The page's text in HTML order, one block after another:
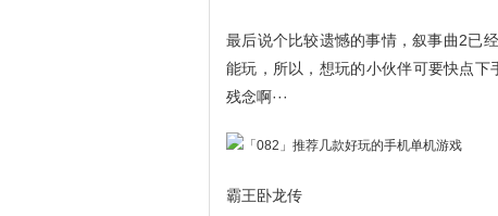
最后说个比较遗憾的事情，叙事曲2已
能玩，所以，想玩的小伙伴可要快点下
残念啊···
霸王卧龙传